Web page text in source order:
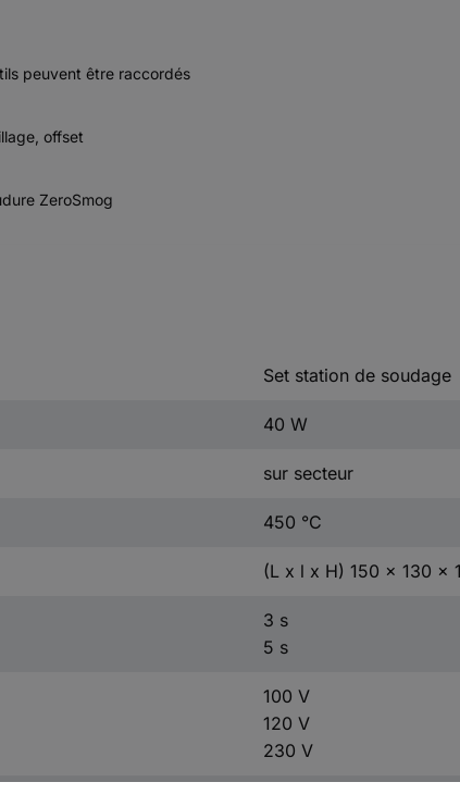
peuvent être raccordés
offset
ZeroSmog
Set station de soudage
40 W
sur secteur
450 °C
(L x l x H) 150 x 130 x
3 s
5 s
100 V
120 V
230 V